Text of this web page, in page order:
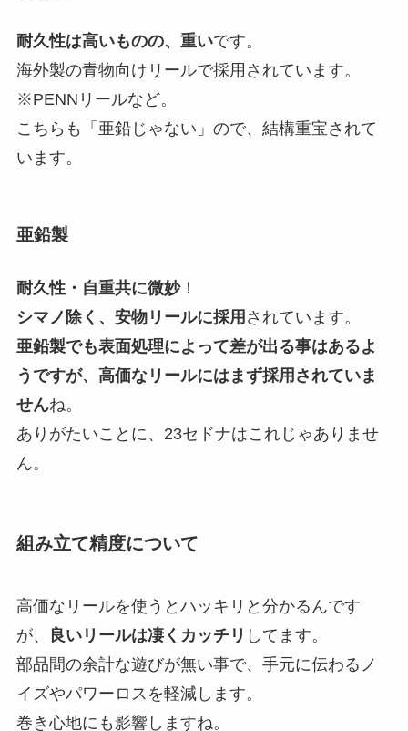
耐久性は高いものの、重いです。
海外製の青物向けリールで採用されています。
※PENNリールなど。
こちらも「亜鉛じゃない」ので、結構重宝されて
います。
亜鉛製
耐久性・自重共に微妙！
シマノ除く、安物リールに採用 されています。
亜鉛製でも表面処理によって差が出る事はあるよ
うですが、高価なリールにはまず採用されていま
せんね。
ありがたいことに、23セドナはこれじゃありませ
ん。
組み立て精度について
高価なリールを使うとハッキリと分かるんです
が、
良いリールは凄くカッチリ してます。
部品間の余計な遊びが無い事で、手元に伝わるノ
イズやパワーロスを軽減します。
巻き心地にも影響しますね。